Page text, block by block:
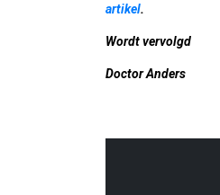
artikel.
Wordt vervolgd
Doctor Anders